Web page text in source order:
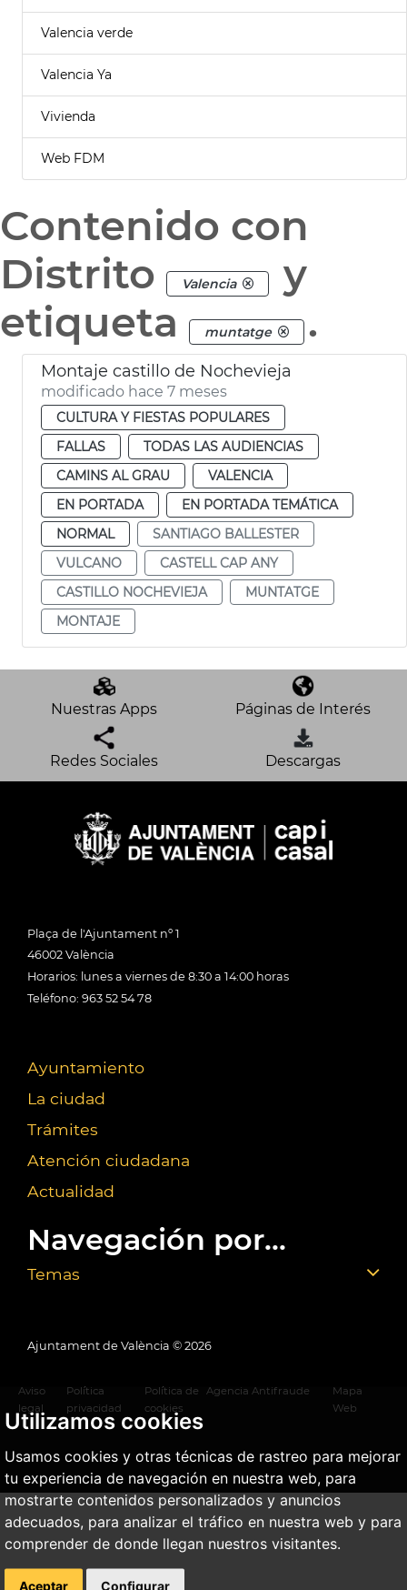
Utilizamos cookies
Usamos cookies y otras técnicas de rastreo para mejorar
tu experiencia de navegación en nuestra web, para
mostrarte contenidos personalizados y anuncios
adecuados, para analizar el tráfico en nuestra web y para
comprender de donde llegan nuestros visitantes.
Aceptar Configurar
Valencia verde
Valencia Ya
Vivienda
Web FDM
Contenido con
Distrito
Valencia
y
etiqueta
muntatge .
Montaje castillo de Nochevieja
modificado hace 7 meses
CULTURA Y FIESTAS POPULARES
FALLAS
TODAS LAS AUDIENCIAS
CAMINS AL GRAU
VALENCIA
EN PORTADA
EN PORTADA TEMÁTICA
NORMAL
SANTIAGO BALLESTER
VULCANO
CASTELL CAP ANY
CASTILLO NOCHEVIEJA
MUNTATGE
MONTAJE
Nuestras Apps Páginas de Interés
Redes Sociales Descargas
Plaça de l'Ajuntament nº 1
46002 València
Horarios: lunes a viernes de 8:30 a 14:00 horas
Teléfono: 963 52 54 78
Ayuntamiento
La ciudad
Trámites
Atención ciudadana
Actualidad
Navegación por...
Temas
Ajuntament de València © 2026
Aviso
legal
Política
privacidad
Política de
cookies
Agencia Antifraude
Mapa
Web